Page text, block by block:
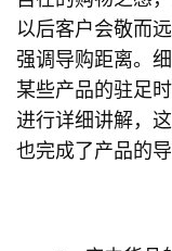
以后客户会敬而
强调导购距离。
某些产品的驻足
进行详细讲解，
也完成了产品的